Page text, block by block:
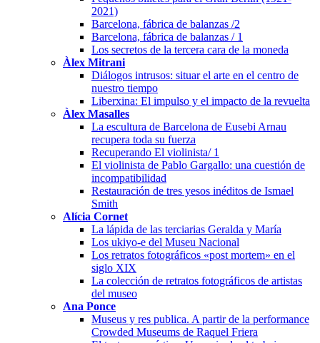
2021)
Barcelona, fábrica de balanzas /2
Barcelona, fábrica de balanzas / 1
Los secretos de la tercera cara de la moneda
Àlex Mitrani
Diálogos intrusos: situar el arte en el centro de
nuestro tiempo
Liberxina: El impulso y el impacto de la revuelta
Àlex Masalles
La escultura de Barcelona de Eusebi Arnau
recupera toda su fuerza
Recuperando El violinista/ 1
El violinista de Pablo Gargallo: una cuestión de
incompatibilidad
Restauración de tres yesos inéditos de Ismael
Smith
Alícia Cornet
La lápida de las terciarias Geralda y María
Los ukiyo-e del Museu Nacional
Los retratos fotográficos «post mortem» en el
siglo XIX
La colección de retratos fotográficos de artistas
del museo
Ana Ponce
Museus y res publica. A partir de la performance
Crowded Museums de Raquel Friera